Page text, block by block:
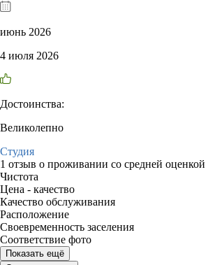
июнь 2026
4 июля 2026
Достоинства:
Великолепно
Студия
1 отзыв о проживании со средней оценкой
Чистота
Цена - качество
Качество обслуживания
Расположение
Своевременность заселения
Соответствие фото
Показать ещё